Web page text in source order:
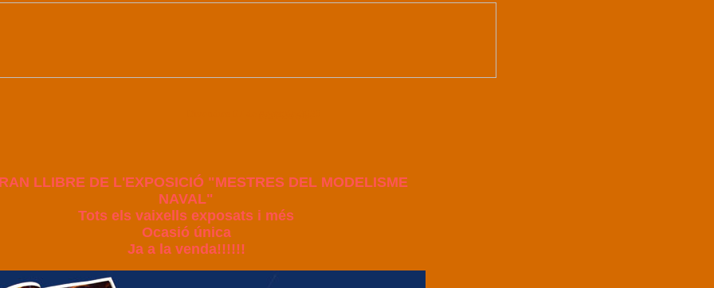
LLIBRE DE L'EXPOSICIÓ "MESTRES DEL MODELISME
NAVAL"
Tots els vaixells exposats i més
Ocasió única
Ja a la venda!!!!!!